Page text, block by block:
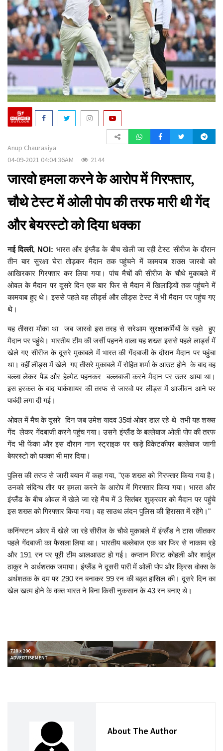
a
t
i
o
n
Anup Chaurasiya
04-09-2021 04:04:36AM
2144
जारवो हमला करने के आरोप में गिरफ्तार,
चौथे टेस्ट में ओली पोप की तरफ मारी थी गेंद
और बेयरस्टो को दिया धक्का
नई दिल्ली, NOI: भारत और इंग्लैंड के बीच खेली जा रही टेस्ट सीरीज के दौरान
तीन बार सुरक्षा घेरा तोड़कर मैदान तक पहुंचने में कामयाब शख्स जारवो को
आखिरकार गिरफ्तार कर लिया गया। पांच मैचों की सीरीज के चौथे मुकाबले में
ओवल के मैदान पर दूसरे दिन एक बार फिर से मैदान में खिलाड़ियों तक पहुंचने में
कामयाब हुए थे। इससे पहले वह लीर्ड्स और लीड्स टेस्ट में भी मैदान पर पहुंच गए
थे।
यह तीसरा मौका था जब जारवो इस तरह से सरेआम सुरक्षाकर्मियों के रहते हुए
मैदान पर पहुंचे। भारतीय टीम की जर्सी पहनने वाला यह शख्स इससे पहले लार्ड्स में
खेले गए सीरीज के दूसरे मुकाबले में भारत की गेंदबाजी के दौरान मैदान पर पहुंचा
था। वहीं लीड्स में खेले गए तीसरे मुकाबले में रोहित शर्मा के आउट होने के बाद वह
बल्ला लेकर पैड और हेल्मेट पहनकर बल्लबाजी करने मैदान पर उतर आया था।
इस हरकत के बाद यार्कशायर की तरफ से जारवो पर लीड्स में आजीवन आने पर
पाबंदी लगा दी गई।
ओवल में मैच के दूसरे दिन जब उमेश यादव 35वां ओवर डाल रहे थे तभी यह शख्स
गेंद लेकर गेंदबाजी करने पहुंच गया। उसने इंग्लैंड के बल्लेबाज ओली पोप की तरफ
गेंद भी फेंका और इस दौरान नान स्ट्राइक पर खड़े विकेटकीपर बल्लेबाज जानी
बेयरस्टो को धक्का भी मार दिया।
पुलिस की तरफ से जारी बयान में कहा गया, "एक शख्स को गिरफ्तार किया गया है।
उनको संदिग्ध तौर पर हमला करने के आरोप में गिरफ्तार किया गया। भारत और
इंग्लैंड के बीच ओवल में खेले जा रहे मैच में 3 सितंबर शुक्रवार को मैदान पर पहुंचे
इस शख्स को गिरफ्तार किया गया। वह साउथ लंदन पुलिस की हिरासत में रहेंगे।"
कनिंग्स्टन ओवर में खेले जा रहे सीरीज के चौथे मुकाबले में इंग्लैंड ने टास जीतकर
पहले गेंदबाजी का फैसला लिया था। भारतीय बल्लेबाज एक बार फिर से नाकाम रहे
और 191 रन पर पूरी टीम आलआउट हो गई। कप्तान विराट कोहली और शार्दुल
ठाकुर ने अर्धशतक जमाया। इंग्लैंड ने दूसरी पारी में ओली पोप और क्रिस वोक्स के
अर्धशतक के दम पर 290 रन बनाकर 99 रन की बढ़त हासिल की। दूसरे दिन का
खेल खत्म होने के वक्त भारत ने बिना किसी नुकसान के 43 रन बनाए थे।
About The Author